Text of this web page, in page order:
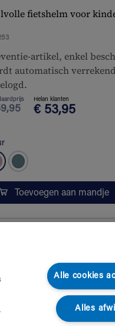
fietshelm voor
artikel, enkel
automatisch
Helan klanten
€ 53,95
Toevoegen aan mandje
: dit product kan je
x Lazer: een helm
met flair
Alle cookies
Alles